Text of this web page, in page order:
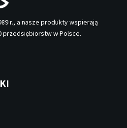
r., a nasze produkty wspierają
przedsiębiorstw w Polsce.